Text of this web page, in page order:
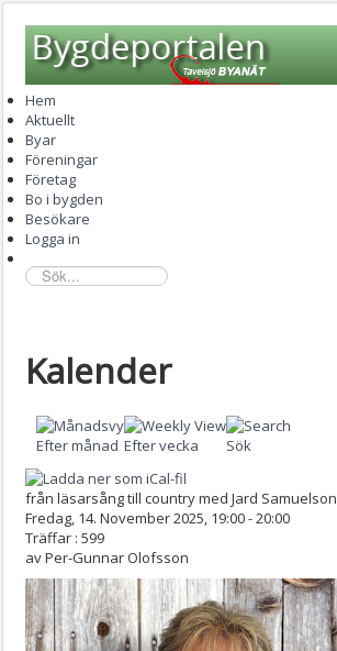
Hem
Aktuellt
Byar
Föreningar
Företag
Bo i bygden
Besökare
Logga in
sök...
Kalender
Efter månad Efter vecka Sök
från läsarsång till country med Jard Samuelson
Fredag, 14. November 2025, 19:00 - 20:00
Träffar : 599
avPer-Gunnar Olofsson